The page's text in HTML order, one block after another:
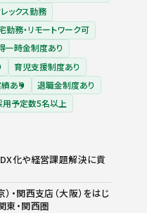
ックス勤務
勤務・リモートワーク可
一時金制度あり
育児支援制度あり
あり
退職金制度あり
用予定数5名以上
化や経営課題解決に貢
）・関西支店（大阪）をはじ
東・関西圏